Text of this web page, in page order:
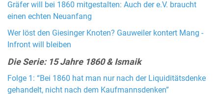
Gräfer will bei 1860 mitgestalten: Auch der e.V. braucht
einen echten Neuanfang
Wer löst den Giesinger Knoten? Gauweiler kontert Mang -
Infront will bleiben
Die Serie: 15 Jahre 1860 & Ismaik
Folge 1: “Bei 1860 hat man nur nach der Liquiditätsdenke
gehandelt, nicht nach dem Kaufmannsdenken”